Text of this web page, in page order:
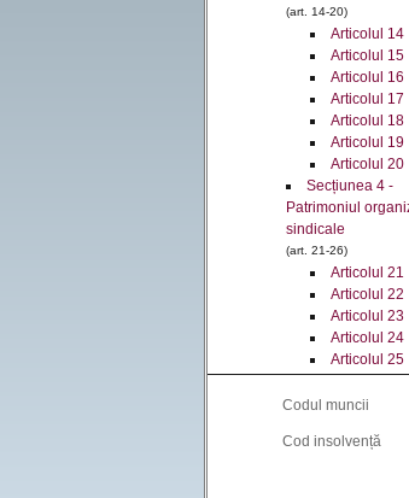
(art. 14-20)
Articolul 14
Articolul 15
Articolul 16
Articolul 17
Articolul 18
Articolul 19
Articolul 20
Secțiunea 4 -
Patrimoniul
sindicale
(art. 21-26)
Articolul 21
Articolul 22
Articolul 23
Articolul 24
Articolul 25
Secțiunea 5 -
sindicale
Codul muncii
Cod insolvență